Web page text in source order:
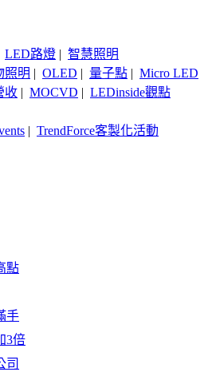
LED路燈 | 智慧照明
照明 | OLED | 量子點 | Micro LED
收 | MOCVD | LEDinside觀點
| TrendForce客製化活動
點
手
3倍
司